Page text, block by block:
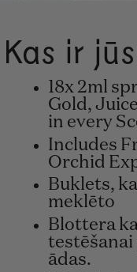
Kas ir
18x 2ml
Gold,
in every
Includes
Orchid
Buklets,
meklēto
Blottera
testēšanai
ādas.